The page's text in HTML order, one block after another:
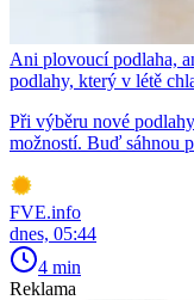
Ani plovoucí podlaha,
podlahy, který v létě
Při výběru nové
možností. Buď sáhnou
FVE.info
dnes, 05:44
4 min
Reklama